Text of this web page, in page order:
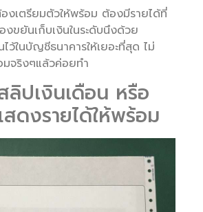
งเตรียมตัวให้พร้อม ต้องมีรายได้ที่
ขยันเก็บเงินในระดับนึงด้วย
ว้ในบัญชีธนาคารให้เยอะที่สุด ไม่
จริงๆแล้วค่อยทำ
ลิปเงินเดือน หรือ
ดงรายได้ให้พร้อม